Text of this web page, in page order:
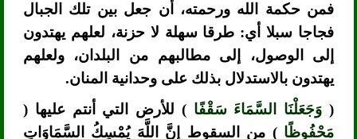
فمن حكمة الله ورحمته، أن جعل بين تلك الجبال
فجاجا سبلا أي: طرقا سهلة لا حزنة، لعلهم يهتدون
إلى الوصول، إلى مطالبهم من البلدان، ولعلهم
يهتدون بالاستدلال بذلك على وحدانية المنان.
(وَجَعَلْنَا السَّمَاءَ سَقْفًا) للأرض التي أنتم عليها (
مَحْفُوظًا) من السقوط إِنَّ اللَّهَ يُمْسِكُ السَّمَاوَاتِ